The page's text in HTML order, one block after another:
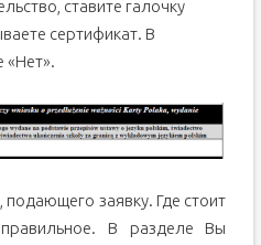
ставите галочку
сертификат. В
«Нет».
подающего заявку. Где стоит
В разделе Вы